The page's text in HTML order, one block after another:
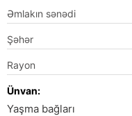
Əmlakın sənədi
Şəhər
Rayon
Ünvan:
Yaşma bağları